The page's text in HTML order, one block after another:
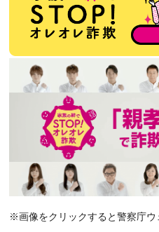
※画像をクリックすると警察庁ウ